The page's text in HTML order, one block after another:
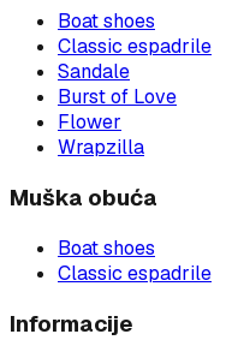
Boat shoes
Classic espadrile
Sandale
Burst of Love
Flower
Wrapzilla
Muška obuća
Boat shoes
Classic espadrile
Informacije